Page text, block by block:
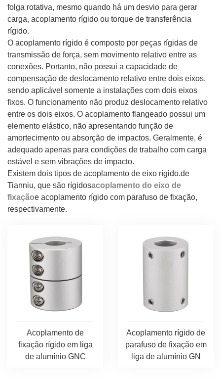
folga rotativa, mesmo quando há um desvio para gerar
carga, acoplamento rígido ou torque de transferência
rígido.
O acoplamento rígido é composto por peças rígidas de
transmissão de força, sem movimento relativo entre as
conexões. Portanto, não possui a capacidade de
compensação de deslocamento relativo entre dois eixos,
sendo aplicável somente a instalações com dois eixos
fixos. O funcionamento não produz deslocamento relativo
entre os dois eixos. O acoplamento flangeado possui um
elemento elástico, não apresentando função de
amortecimento ou absorção de impactos. Geralmente, é
adequado apenas para condições de trabalho com carga
estável e sem vibrações de impacto.
Existem dois tipos de acoplamento de eixo rígido.de
Tianniu, que são rígidosacoplamento do eixo de
fixaçãoe acoplamento rígido com parafuso de fixação,
respectivamente.
Acoplamento de
fixação rígido em liga
de alumínio GNC
Acoplamento rígido de
parafuso de fixação em
liga de alumínio GN